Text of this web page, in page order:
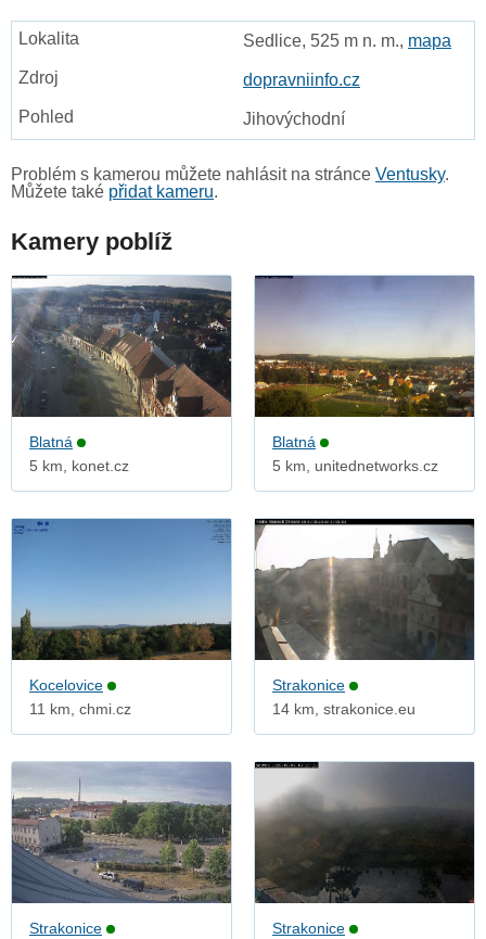
Sedlice, 525 m n. m., mapa
dopravniinfo.cz
Jihovýchodní
Problém s kamerou můžete nahlásit na stránce Ventusky.
Můžete také přidat kameru.
Kamery poblíž
Blatná
5 km, konet.cz
Blatná
5 km, unitednetworks.cz
Kocelovice
11 km, chmi.cz
Strakonice
14 km, strakonice.eu
Strakonice
Strakonice